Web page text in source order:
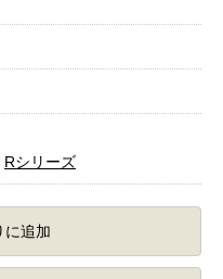
Rシリーズ
に追加